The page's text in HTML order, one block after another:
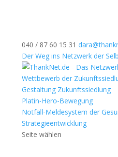
040 / 87 60 15 31
Der Weg ins Netzwerk der
Wettbewerb der
Gestaltung Zukunftssiedlung
Platin-Hero-Bewegung
Notfall-Meldesystem der
Strategieentwicklung
Seite wählen